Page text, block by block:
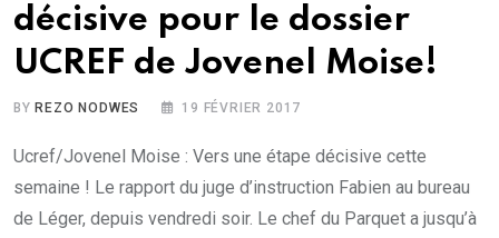
décisive pour le dossier
UCREF de Jovenel Moise!
BY REZO NODWES 19 FÉVRIER 2017
Ucref/Jovenel Moise : Vers une étape décisive cette
semaine ! Le rapport du juge d’instruction Fabien au bureau
de Léger, depuis vendredi soir. Le chef du Parquet a jusqu’à